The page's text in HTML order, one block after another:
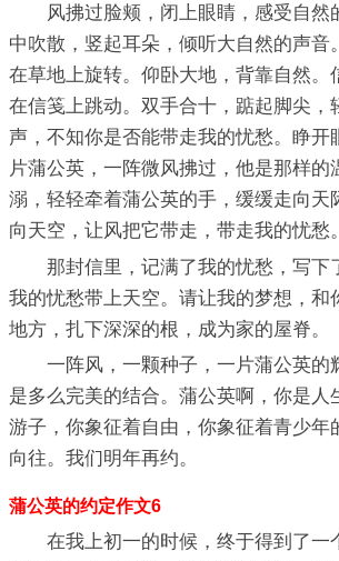
风拂过脸颊，闭上眼睛，感受自然
中吹散，竖起耳朵，倾听大自然的声音
在草地上旋转。仰卧大地，背靠自然。
在信笺上跳动。双手合十，踮起脚尖，
声，不知你是否能带走我的忧愁。睁开
片蒲公英，一阵微风拂过，他是那样的
溺，轻轻牵着蒲公英的手，缓缓走向天
向天空，让风把它带走，带走我的忧愁。
那封信里，记满了我的忧愁，写下
我的忧愁带上天空。请让我的梦想，和
地方，扎下深深的根，成为家的屋脊。
一阵风，一颗种子，一片蒲公英的
是多么完美的结合。蒲公英啊，你是人
游子，你象征着自由，你象征着青少年
向往。我们明年再约。
蒲公英的约定作文6
在我上初一的时候，终于得到了一